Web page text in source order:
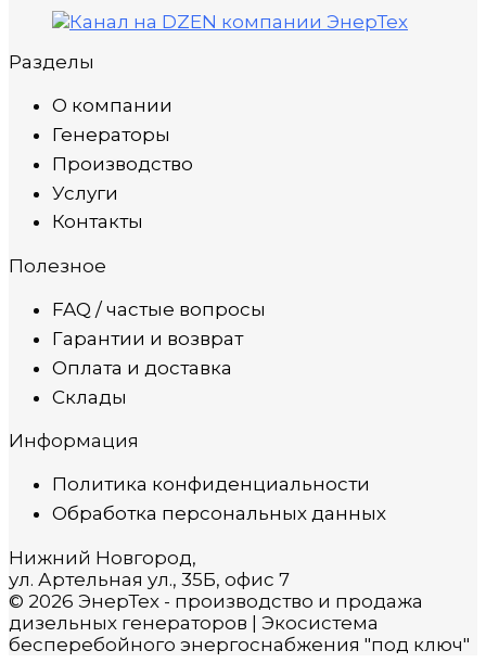
Разделы
О компании
Генераторы
Производство
Услуги
Контакты
Полезное
FAQ / частые вопросы
Гарантии и возврат
Оплата и доставка
Склады
Информация
Политика конфиденциальности
Обработка персональных данных
Нижний Новгород,
ул. Артельная ул., 35Б, офис 7
© 2026 ЭнерТех - производство и продажа
дизельных генераторов | Экосистема
бесперебойного энергоснабжения "под ключ"